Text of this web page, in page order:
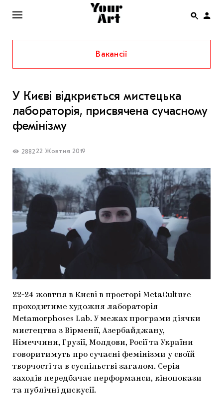
ENG
НОВИНИ
ІНТЕРВ’Ю
СПЕЦПРОЄКТИ
THE UKRAINIAN PAVILION AT VENICE BIENNALE
МАРІУПОЛЬСЬКІ МАРГІНАЛІЇ
ДОСЛІДНИЦЬКА ПЛАТФОРМА
CARPATHIAN CULT ПРО РІЗДВЯНІ СВЯТА
Вакансії
У Києві відкриється мистецька
лабораторія, присвячена сучасному
фемінізму
2882 22 Жовтня 2019
22-24 жовтня в Києві в просторі MetaCulture
проходитиме художня лабораторія
Metamorphoses Lab. У межах програми діячки
мистецтва з Вірменії, Азербайджану,
Німеччини, Грузії, Молдови, Росії та України
говоритимуть про сучасні фемінізми у своїй
творчості та в суспільстві загалом. Серія
заходів передбачає перформанси, кінопокази
та публічні дискусії.